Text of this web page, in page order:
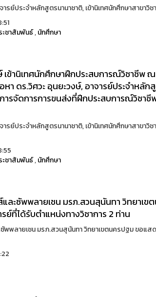
ารย์ประจำหลักสูตรนานาชาติ, เข้านิเทศนักศึกษาสาขาวิ
ะชาสัมพันธ์,นักศึกษา
เข้านิเทศนักศึกษาฝึกประสบการณ์วิชาชีพ
หา ดร.วิศวะ อุนยะวงษ์, อาจารย์ประจำหลัก
ารจัดการการขนส่งที่ฝึกประสบการณ์วิชา
ารย์ประจำหลักสูตรนานาชาติ, เข้านิเทศนักศึกษาสาขาวิ
ะชาสัมพันธ์,นักศึกษา
ละซัพพลายเชน มรภ.สวนสุนันทา วิทยาเข
ย์ที่ได้รับตำแหน่งทางวิชาการ 2 ท่าน
พพลายเชน มรภ.สวนสุนันทา วิทยาเขตนครปฐม ขอแส